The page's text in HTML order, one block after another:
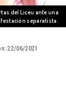
del Liceu ante una
separatista.
22/06/2021